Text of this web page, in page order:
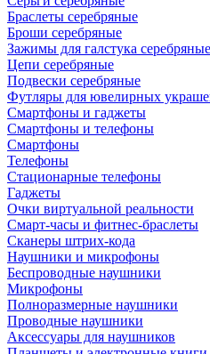
Браслеты серебряные
Броши серебряные
Зажимы для галстука серебряные
Цепи серебряные
Подвески серебряные
Футляры для ювелирных
Смартфоны и гаджеты
Смартфоны и телефоны
Смартфоны
Телефоны
Стационарные телефоны
Гаджеты
Очки виртуальной реальности
Смарт-часы и фитнес-браслеты
Сканеры штрих-кода
Наушники и микрофоны
Беспроводные наушники
Микрофоны
Полноразмерные наушники
Проводные наушники
Аксессуары для наушников